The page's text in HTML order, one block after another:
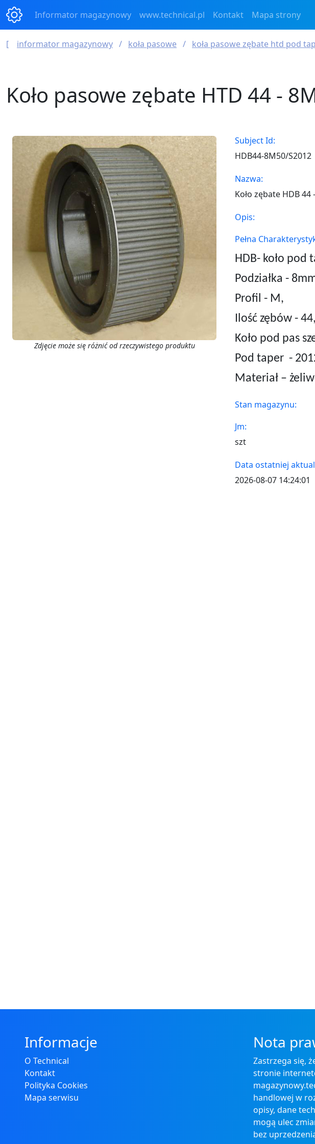
Informator magazynowy www.technical.pl Kontakt Mapa strony
informator magazynowy koła pasowe koła pasowe zębate htd pod
Koło pasowe zębate HTD 44 -
Zdjęcie może się różnić od rzeczywistego produktu
Subject Id:
HDB44-8M50/S2012
Nazwa:
Koło zębate HDB
Opis:
Pełna
HDB- koło pod
Podziałka -
Profil - M,
Ilość zębów - 44,
Koło pod pas
Pod taper -
Materiał –
Stan magazynu:
Jm:
szt
Data ostatniej
2026-08-07 14:24:01
Informacje
O Technical
Kontakt
Polityka Cookies
Mapa serwisu
Nota
Zastrzega się,
stronie
handlowej w
opisy, dane
mogą ulec
bez